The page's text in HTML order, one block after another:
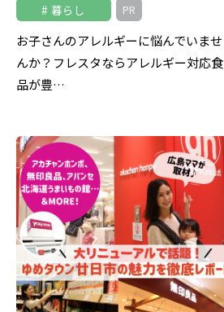
暮らし PR
お子さんのアレルギーに悩んでいませ
んか？フレスタならアレルギー対応食
品が豊…